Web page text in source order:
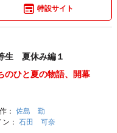
特設サイト
生 夏休み編１
のひと夏の物語、開幕
： 佐島 勤
： 石田 可奈